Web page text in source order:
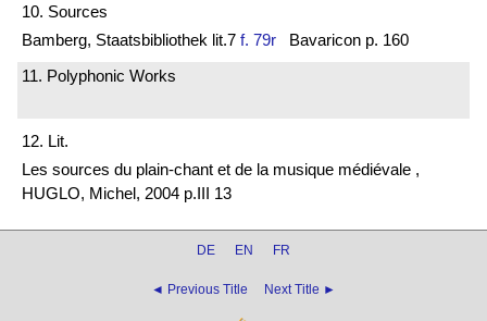
10. Sources
Bamberg, Staatsbibliothek lit.7 f. 79r Bavaricon p. 160
11. Polyphonic Works
12. Lit.
Les sources du plain-chant et de la musique médiévale ,
HUGLO, Michel, 2004 p.III 13
DE EN FR
◄ Previous Title Next Title ►